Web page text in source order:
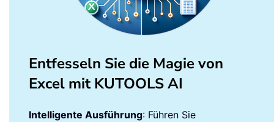
Entfesseln Sie die Magie von
Excel mit KUTOOLS AI
Intelligente Ausführung: Führen Sie